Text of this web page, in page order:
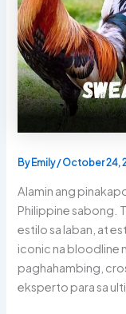
By Emily/October 24,
Alamin ang
Philippine sabong.
estilo sa laban, at
iconic na bloodline
paghahambing,
eksperto para sa